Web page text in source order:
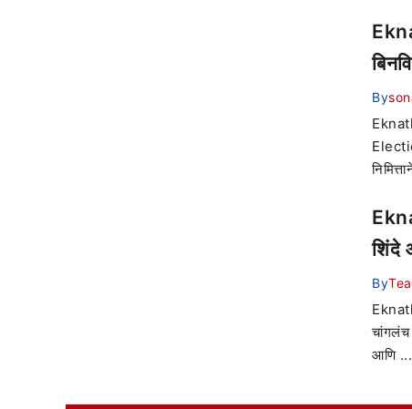
By
शिंदे
By
चांगलंच
आणि ...